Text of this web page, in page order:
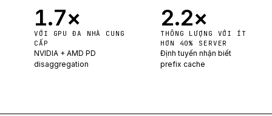
1.7×
VỚI GPU ĐA NHÀ CUNG
CẤP
NVIDIA + AMD PD
disaggregation
2.2×
THÔNG LƯỢNG VỚI ÍT
HƠN 40% SERVER
Định tuyến nhận biết
prefix cache